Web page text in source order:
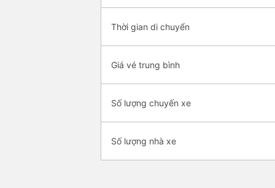
Thời gian di chuyển
Giá vé trung bình
Số lượng chuyến xe
Số lượng nhà xe